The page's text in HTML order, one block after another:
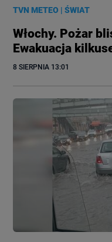
TVN METEO |ŚWIAT
Włochy. Pożar
Ewakuacja
8 SIERPNIA 13:01